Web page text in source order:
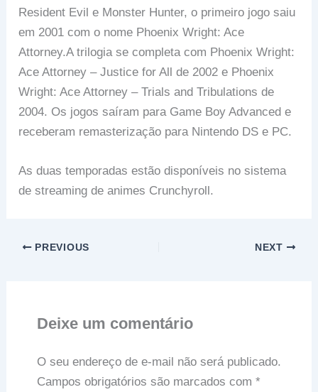
Resident Evil e Monster Hunter, o primeiro jogo saiu
em 2001 com o nome Phoenix Wright: Ace
Attorney.A trilogia se completa com Phoenix Wright:
Ace Attorney – Justice for All de 2002 e Phoenix
Wright: Ace Attorney – Trials and Tribulations de
2004. Os jogos saíram para Game Boy Advanced e
receberam remasterização para Nintendo DS e PC.
As duas temporadas estão disponíveis no sistema
de streaming de animes Crunchyroll.
PREVIOUS NEXT
Deixe um comentário
O seu endereço de e-mail não será publicado.
Campos obrigatórios são marcados com *